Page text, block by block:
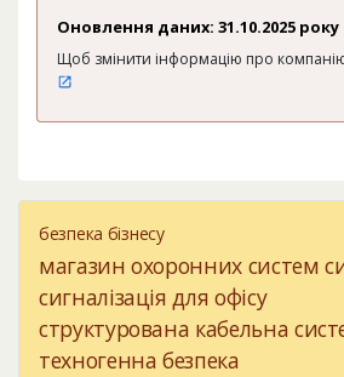
Оновлення даних: 31.10.2025 року
Щоб змінити інформацію про
безпека бізнесу
магазин охоронних систем
сигналізація для офісу
структурована кабельна
техногенна безпека